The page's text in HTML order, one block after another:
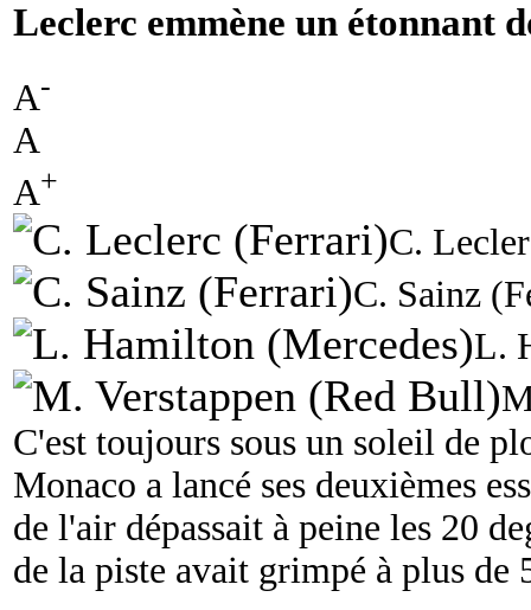
Leclerc emmène un étonnant
A-
A
A+
C.
C. Sainz
L.
C'est toujours sous un soleil de
Monaco a lancé ses deuxièmes
de l'air dépassait à peine les 20
de la piste avait grimpé à plus de